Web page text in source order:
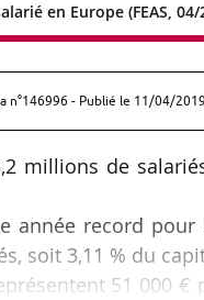
en Europe (FEAS, 04/
en
n°146996 - Publié le 11/04/
millions de
année record
soit 3,11 % du
51 000